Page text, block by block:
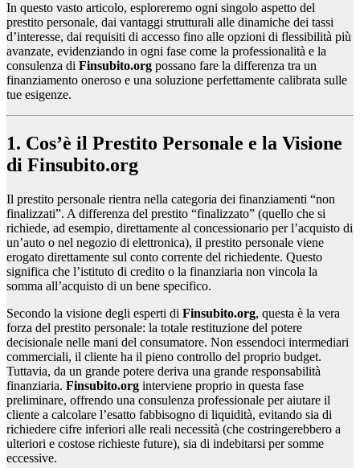
In questo vasto articolo, esploreremo ogni singolo aspetto del
prestito personale, dai vantaggi strutturali alle dinamiche dei tassi
d’interesse, dai requisiti di accesso fino alle opzioni di flessibilità più
avanzate, evidenziando in ogni fase come la professionalità e la
consulenza di Finsubito.org possano fare la differenza tra un
finanziamento oneroso e una soluzione perfettamente calibrata sulle
tue esigenze.
1. Cos’è il Prestito Personale e la Visione
di Finsubito.org
Il prestito personale rientra nella categoria dei finanziamenti “non
finalizzati”. A differenza del prestito “finalizzato” (quello che si
richiede, ad esempio, direttamente al concessionario per l’acquisto di
un’auto o nel negozio di elettronica), il prestito personale viene
erogato direttamente sul conto corrente del richiedente. Questo
significa che l’istituto di credito o la finanziaria non vincola la
somma all’acquisto di un bene specifico.
Secondo la visione degli esperti di Finsubito.org, questa è la vera
forza del prestito personale: la totale restituzione del potere
decisionale nelle mani del consumatore. Non essendoci intermediari
commerciali, il cliente ha il pieno controllo del proprio budget.
Tuttavia, da un grande potere deriva una grande responsabilità
finanziaria. Finsubito.org interviene proprio in questa fase
preliminare, offrendo una consulenza professionale per aiutare il
cliente a calcolare l’esatto fabbisogno di liquidità, evitando sia di
richiedere cifre inferiori alle reali necessità (che costringerebbero a
ulteriori e costose richieste future), sia di indebitarsi per somme
eccessive.